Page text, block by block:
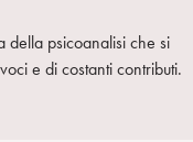
della psicoanalisi che si
e di costanti contributi.